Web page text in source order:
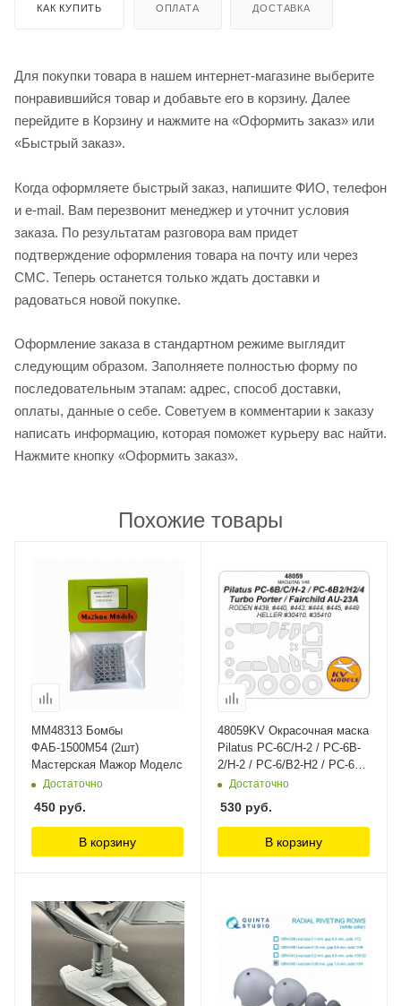
КАК КУПИТЬ ОПЛАТА ДОСТАВКА
Для покупки товара в нашем интернет-магазине выберите
понравившийся товар и добавьте его в корзину. Далее
перейдите в Корзину и нажмите на «Оформить заказ» или
«Быстрый заказ».
Когда оформляете быстрый заказ, напишите ФИО, телефон
и e-mail. Вам перезвонит менеджер и уточнит условия
заказа. По результатам разговора вам придет
подтверждение оформления товара на почту или через
СМС. Теперь останется только ждать доставки и
радоваться новой покупке.
Оформление заказа в стандартном режиме выглядит
следующим образом. Заполняете полностью форму по
последовательным этапам: адрес, способ доставки,
оплаты, данные о себе. Советуем в комментарии к заказу
написать информацию, которая поможет курьеру вас найти.
Нажмите кнопку «Оформить заказ».
Похожие товары
ММ48313 Бомбы
ФАБ-1500М54 (2шт)
Мастерская Мажор Моделс
Достаточно
450 руб.
В корзину
48059KV Окрасочная маска
Pilatus PC-6C/H-2 / PC-6B-
2/H-2 / PC-6/B2-H2 / PC-6
B2/H4 Turbo Porter /
#439, #440, #443, #444,
#445, #449 / HELLER
#30410, #35410) + маски на
Достаточно
530 руб.
В корзину